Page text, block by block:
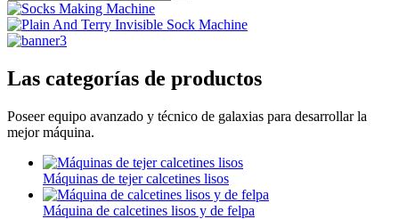
Las categorías de productos
Poseer equipo avanzado y técnico de galaxias para desarrollar la
mejor máquina.
Máquinas de tejer calcetines lisos
Máquina de calcetines lisos y de felpa